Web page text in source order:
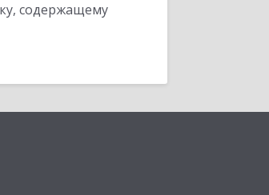
содержащему